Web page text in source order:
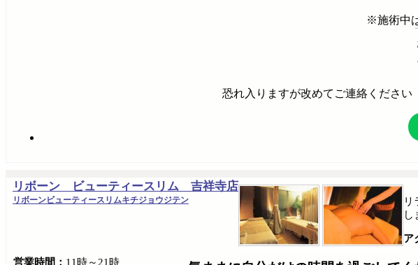
※施術中
恐れ入りますが改めてご連絡ください
リボーン ビューティースリム 吉祥寺店
リボーンビューティースリムキチジョウジテン
リ
し
ア
営業時間： 11時～21時